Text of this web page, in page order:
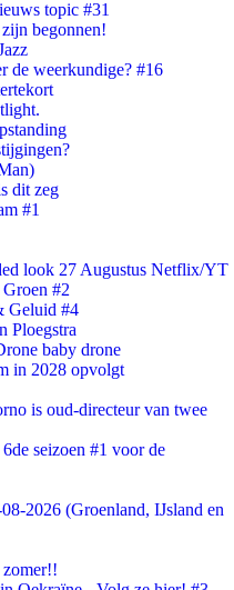
topic #31
begonnen!
de weerkundige? #16
dit zeg
#1
look 27 Augustus Netflix/YT
#2
Geluid #4
Ploegstra
baby drone
in 2028 opvolgt
is oud-directeur van twee
seizoen #1 voor de
2026 (Groenland, IJsland en